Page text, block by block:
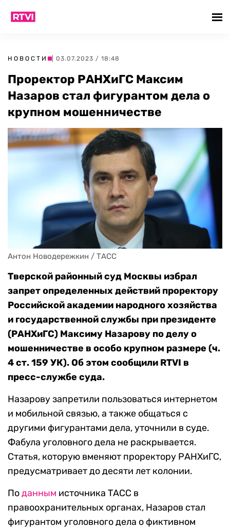
НОВОСТИ | 03.07.2023 / 18:48
Проректор РАНХиГС Максим
Назаров стал фигурантом дела о
крупном мошенничестве
Антон Новодережкин / ТАСС
Тверской районный суд Москвы избрал
запрет определенных действий проректору
Российской академии народного хозяйства
и государственной службы при президенте
(РАНХиГС) Максиму Назарову по делу о
мошенничестве в особо крупном размере (ч.
4 cт. 159 УК). Об этом сообщили RTVI в
пресс-службе суда.
Назарову запретили пользоваться интернетом
и мобильной связью, а также общаться с
другими фигурантами дела, уточнили в суде.
Фабула уголовного дела не раскрывается.
Статья, которую вменяют проректору РАНХиГС,
предусматривает до десяти лет колонии.
Поданным источника ТАСС в
правоохранительных органах, Назаров стал
фигурантом уголовного дела о фиктивном